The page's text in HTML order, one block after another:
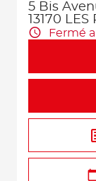
5 Bis
13170
Fermé